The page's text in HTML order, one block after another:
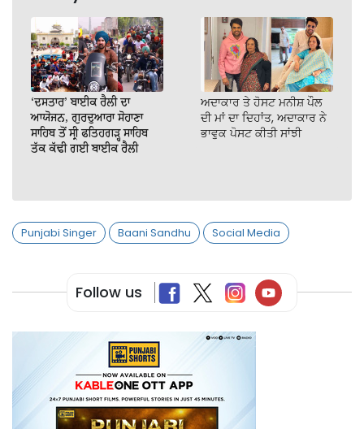
‘ਦਸਤਾਰ’ ਬਾਈਕ ਰੈਲੀ ਦਾ
ਆਯੋਜਨ, ਗੁਰਦੁਆਰਾ ਸੋਹਾਣਾ
ਸਾਹਿਬ ਤੋਂ ਸ੍ਰੀ ਫਤਿਹਗੜ੍ਹ ਸਾਹਿਬ
ਤੱਕ ਕੱਢੀ ਗਈ ਬਾਈਕ ਰੈਲੀ
ਅਦਾਕਾਰ ਤੇ ਹੋਸਟ ਮਨੀਸ਼ ਪੌਲ
ਦੀ ਮਾਂ ਦਾ ਦਿਹਾਂਤ, ਅਦਾਕਾਰ ਨੇ
ਭਾਵੁਕ ਪੋਸਟ ਕੀਤੀ ਸਾਂਝੀ
Punjabi Singer Baani Sandhu Social Media
Follow us